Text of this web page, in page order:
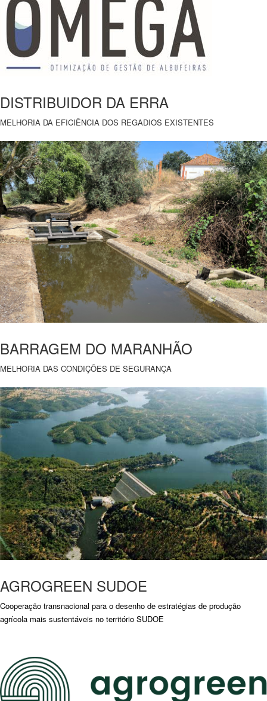
DISTRIBUIDOR DA ERRA
MELHORIA DA EFICIÊNCIA DOS REGADIOS EXISTENTES
BARRAGEM DO MARANHÃO
MELHORIA DAS CONDIÇÕES DE SEGURANÇA
AGROGREEN SUDOE
Cooperação transnacional para o desenho de estratégias de produção
agrícola mais sustentáveis ​​no território SUDOE